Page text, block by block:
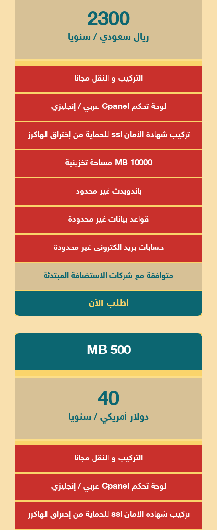
2300
ريال سعودي / سنويا
التركيب و النقل مجانا
لوحة تحكم Cpanel عربي / إنجليزي
تركيب شهادة الأمان ssl للحماية من إختراق الهاكرز
10000 MB مساحة تخزينية
باندويدث غير محدود
قواعد بيانات غير محدودة
حسابات بريد الكترونى غير محدودة
متوافقة مع شركات الاستضافة المبتدئة
اطلب الآن
MB 500
40
دولار أمريكي / سنويا
التركيب و النقل مجانا
لوحة تحكم Cpanel عربي / إنجليزي
تركيب شهادة الأمان ssl للحماية من إختراق الهاكرز